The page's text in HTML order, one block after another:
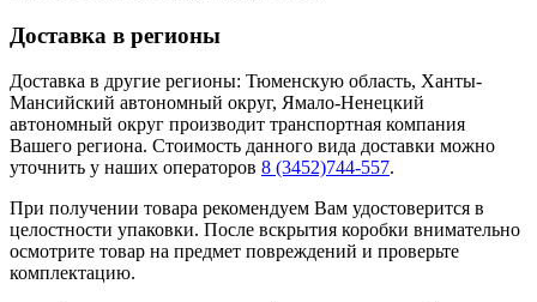
Доставка в регионы
Доставка в другие регионы: Тюменскую область, Ханты-
Мансийский автономный округ, Ямало-Ненецкий
автономный округ производит транспортная компания
Вашего региона. Стоимость данного вида доставки можно
уточнить у наших операторов 8 (3452)744-557.
При получении товара рекомендуем Вам удостоверится в
целостности упаковки. После вскрытия коробки внимательно
осмотрите товар на предмет повреждений и проверьте
комплектацию.